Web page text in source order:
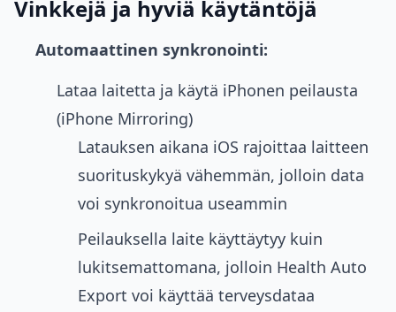
Vinkkejä ja hyviä käytäntöjä
Automaattinen synkronointi:
Lataa laitetta ja käytä iPhonen peilausta
(iPhone Mirroring)
Latauksen aikana iOS rajoittaa laitteen
suorituskykyä vähemmän, jolloin data
voi synkronoitua useammin
Peilauksella laite käyttäytyy kuin
lukitsemattomana, jolloin Health Auto
Export voi käyttää terveysdataa